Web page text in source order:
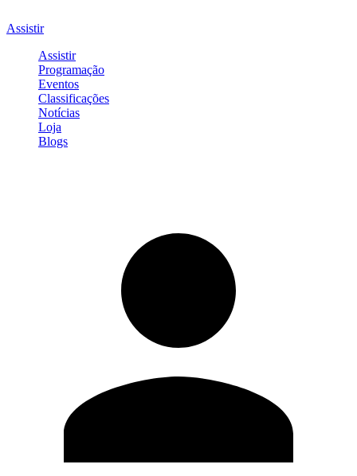
Assistir
Assistir
Programação
Eventos
Classificações
Notícias
Loja
Blogs